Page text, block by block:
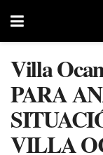
Villa
PARA
VILLA